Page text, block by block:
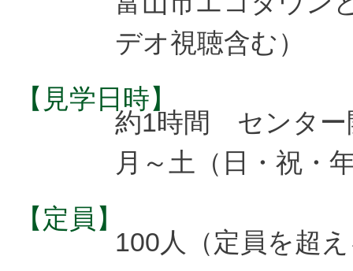
デオ視聴含む）
【見学日時】
約1時間 センター
月～土（日・祝・
【定員】
100人（定員を超